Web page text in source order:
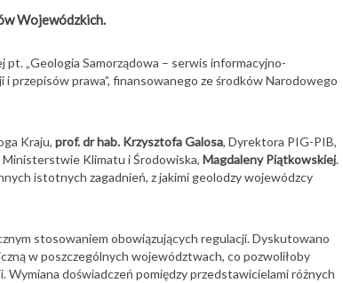
Wojewódzkich.
„Geologia Samorządowa – serwis informacyjno-
prawa”, finansowanego ze środków Narodowego
Kraju, prof. dr hab. Krzysztofa Galosa, Dyrektora PIG-PIB,
Klimatu i Środowiska, Magdaleny Piątkowskiej.
istotnych zagadnień, z jakimi geolodzy wojewódzcy
stosowaniem obowiązujących regulacji. Dyskutowano
w poszczególnych województwach, co pozwoliłoby
doświadczeń pomiędzy przedstawicielami różnych